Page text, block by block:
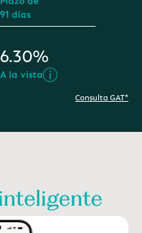
91 días
6.30%
A la vista
Consulta GAT*